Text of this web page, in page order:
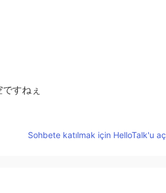
すねぇ
Sohbete katılmak için HelloTalk'u aç